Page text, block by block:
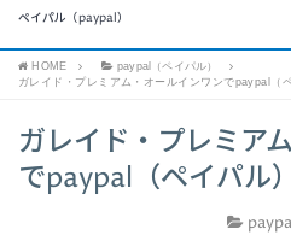
ペイパル（paypal）
HOME
paypal（ペイパル）
ガレイド・プレミアム・オールインワンでpaypal（
ガレイド・プレミア
でpaypal（ペイパル